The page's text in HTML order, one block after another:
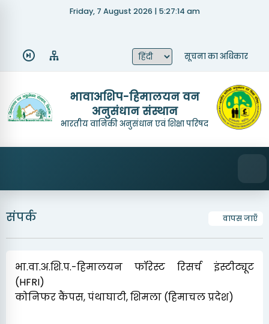
Friday, 7 August 2026 | 5:27:15 am
सूचना का अधिकार
भावाअशिप-हिमालयन वन
अनुसंधान संस्थान
भारतीय वानिकी अनुसंधान एवं शिक्षा परिषद
Recruitment
Mandate Contact Us
संपर्क वापस जाएँ
भा.वा.अ.शि.प.-हिमालयन फॉरेस्ट रिसर्च इंस्टीट्यूट
(HFRI)
कोनिफर कैंपस, पंथाघाटी, शिमला (हिमाचल प्रदेश)